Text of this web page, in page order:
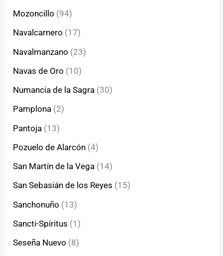
Mozoncillo (94)
Navalcarnero (17)
Navalmanzano (23)
Navas de Oro (10)
Numancia de la Sagra (30)
Pamplona (2)
Pantoja (13)
Pozuelo de Alarcón (4)
San Martín de la Vega (14)
San Sebasián de los Reyes (15)
Sanchonuño (13)
Sancti-Spíritus (1)
Seseña Nuevo (8)